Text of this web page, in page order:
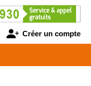
Créer un compte